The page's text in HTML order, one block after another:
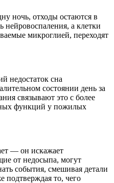
ночь, отходы остаются в
нейровоспаления, а клетки
микроглией, переходят
недостаток сна
состоянии день за
связывают это с более
функций у пожилых
— он искажает
от недосыпа, могут
события, смешивая детали
подтверждая то, чего